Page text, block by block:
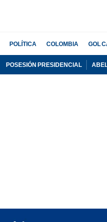
POLÍTICA COLOMBIA GOL
POSESIÓN PRESIDENCIAL